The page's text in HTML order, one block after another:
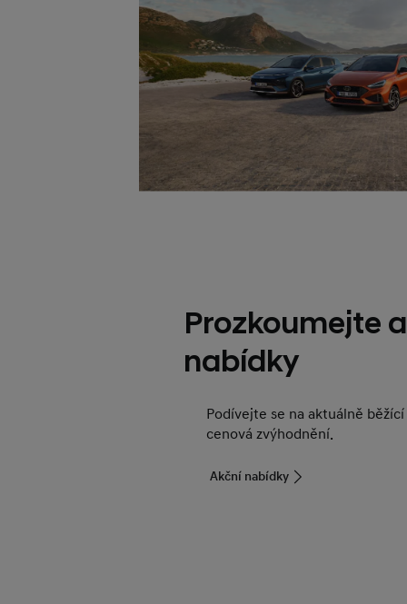
Prozkoumejte
nabídky
Podívejte se na aktuálně
cenová zvýhodnění.
Akční nabídky